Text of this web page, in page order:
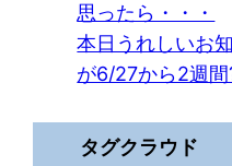
思ったら・・・
本日うれしいお
が6/27から2週
タグクラウド